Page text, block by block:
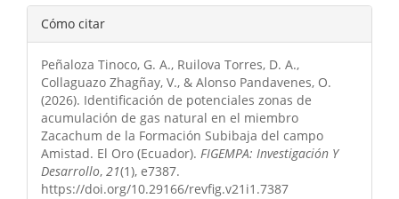
Detalles
del
artículo
Cómo citar
Peñaloza Tinoco, G. A., Ruilova Torres, D. A.,
Collaguazo Zhagñay, V., & Alonso Pandavenes, O.
(2026). Identificación de potenciales zonas de
acumulación de gas natural en el miembro
Zacachum de la Formación Subibaja del campo
Amistad. El Oro (Ecuador). FIGEMPA: Investigación Y
Desarrollo, 21(1), e7387.
https://doi.org/10.29166/revfig.v21i1.7387